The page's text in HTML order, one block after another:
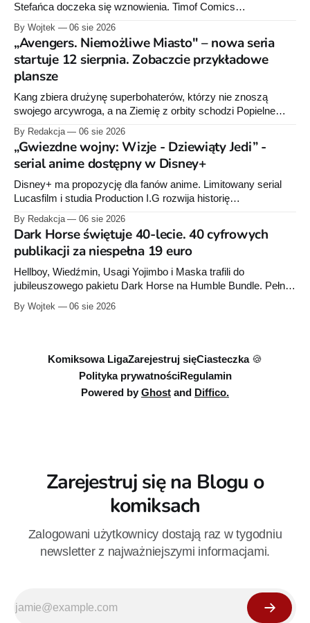
Stefańca doczeka się wznowienia. Timof Comics
przygotowuje nową edycję albumu „Wróć do mnie, jeszcze
raz”, którego pierwsze wydanie ukazało się w 2015 roku.
By Wojtek 06 sie 2026
„Avengers. Niemożliwe Miasto" – nowa seria
startuje 12 sierpnia. Zobaczcie przykładowe
plansze
Kang zbiera drużynę superbohaterów, którzy nie znoszą
swojego arcywroga, a na Ziemię z orbity schodzi Popielne
Przymierze z królem Arturem na czele. Pierwszy tom nowej
serii Avengers autorstwa Jeda MacKaya trafia do sklepów 12
sierpnia. Rzućcie okiem na przykładowe plansze.
By Redakcja 06 sie 2026
„Gwiezdne wojny: Wizje - Dziewiąty Jedi” -
serial anime dostępny w Disney+
Disney+ ma propozycję dla fanów anime. Limitowany serial
Lucasfilm i studia Production I.G rozwija historię
zapoczątkowaną w krótkometrażówkach „Dziewiąty Jedi”
oraz „Dziewiąty Jedi: Dziecko nadziei" z serii „Gwiezdne
wojny: Wizje”. Wszystkie osiem odcinków jest już dostępnych
w Disney+.
By Redakcja 06 sie 2026
Dark Horse świętuje 40-lecie. 40 cyfrowych
publikacji za niespełna 19 euro
Hellboy, Wiedźmin, Usagi Yojimbo i Maska trafili do
jubileuszowego pakietu Dark Horse na Humble Bundle. Pełny
zestaw obejmuje 40 cyfrowych publikacji i kosztuje 18,71
euro. Oferta kończy się 13 sierpnia.
By Wojtek 06 sie 2026
Komiksowa LigaZarejestruj sięCiasteczka 🍪
Polityka prywatnościRegulamin
Powered by Ghost and Diffico.
Zarejestruj się na Blogu o
komiksach
Zalogowani użytkownicy dostają raz w tygodniu
newsletter z najważniejszymi informacjami.